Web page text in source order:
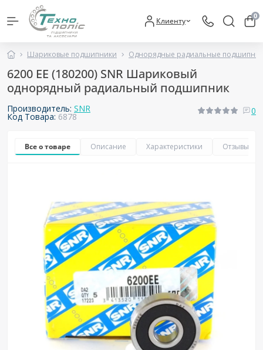
Клиенту 0
Шариковые подшипники Однорядные радиальные
6200 EE (180200) SNR Шариковый
однорядный радиальный подшипник
Производитель: SNR
Код Товара: 6878
0
Все о товаре Описание Характеристики Отзывы